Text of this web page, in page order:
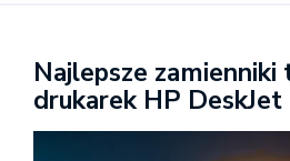
Najlepsze zamienniki
drukarek HP